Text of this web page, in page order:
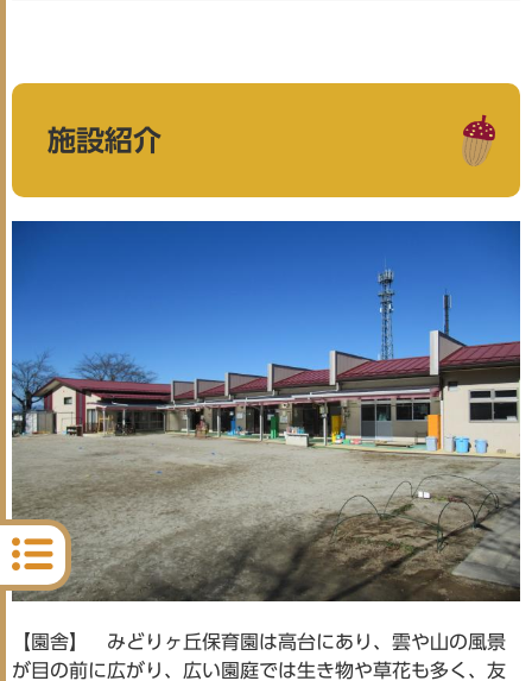
施設紹介
【園舎】 みどりヶ丘保育園は高台にあり、雲や山の風景
が目の前に広がり、広い園庭では生き物や草花も多く、友